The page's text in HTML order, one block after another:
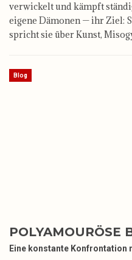
verwickelt und kämpft
eigene Dämonen — ihr Ziel:
spricht sie über Kunst,
Blog
POLYAMOURÖSE
Eine konstante